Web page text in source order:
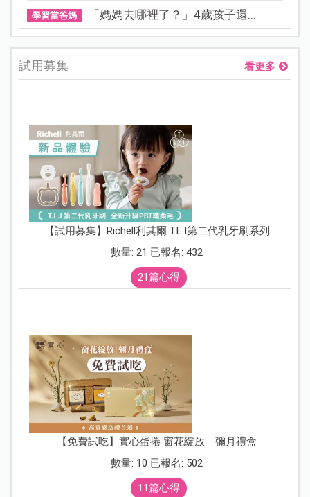
學習當爸媽 「媽媽去哪裡了？」4歲孩子還...
試用募集 看更多
【試用募集】Richell利其爾 T.L.I第二代乳牙刷系列
數量: 21 已報名: 432
21篇心得
【免費試吃】實心蛋捲 窗花綻放｜彌月禮盒
數量: 10 已報名: 502
11篇心得